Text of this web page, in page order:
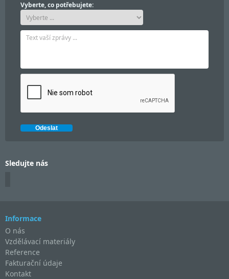
Vyberte, co potřebujete:
Sledujte nás
Informace
O nás
Vzdělávací materiály
Reference
Fakturační údaje
Kontakt